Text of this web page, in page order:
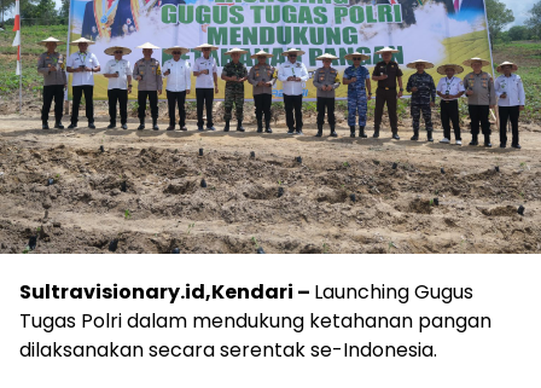
Sultravisionary.id,Kendari – Launching Gugus
Tugas Polri dalam mendukung ketahanan pangan
dilaksanakan secara serentak se-Indonesia.